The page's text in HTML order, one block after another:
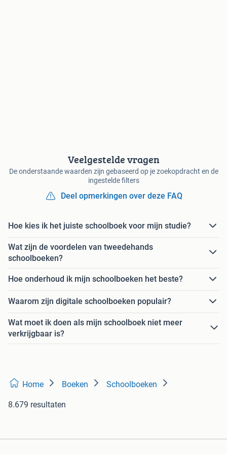
Veelgestelde vragen
De onderstaande waarden zijn gebaseerd op je zoekopdracht en de
ingestelde filters
Deel opmerkingen over deze FAQ
Hoe kies ik het juiste schoolboek voor mijn studie?
Wat zijn de voordelen van tweedehands
schoolboeken?
Hoe onderhoud ik mijn schoolboeken het beste?
Waarom zijn digitale schoolboeken populair?
Wat moet ik doen als mijn schoolboek niet meer
verkrijgbaar is?
Home Boeken Schoolboeken
8.679 resultaten